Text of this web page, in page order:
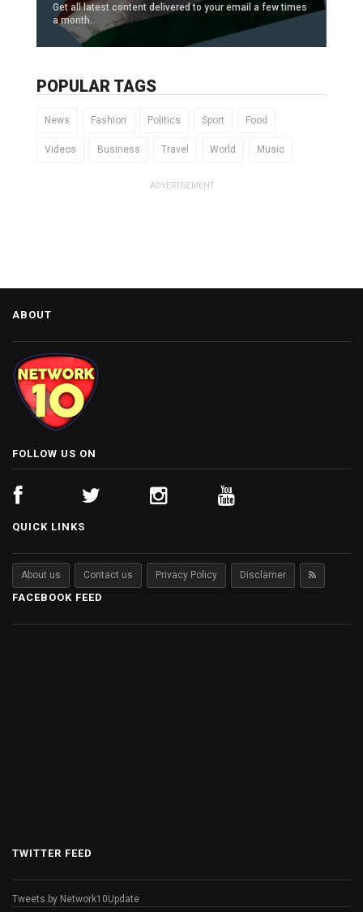
Get all latest content delivered to your email a few times
a month.
POPULAR TAGS
News Fashion Politics Sport Food
Videos Business Travel World Music
ADVERTISEMENT
ABOUT
FOLLOW US ON
QUICK LINKS
About us Contact us Privacy Policy Disclamer
FACEBOOK FEED
TWITTER FEED
Tweets by Network10Update